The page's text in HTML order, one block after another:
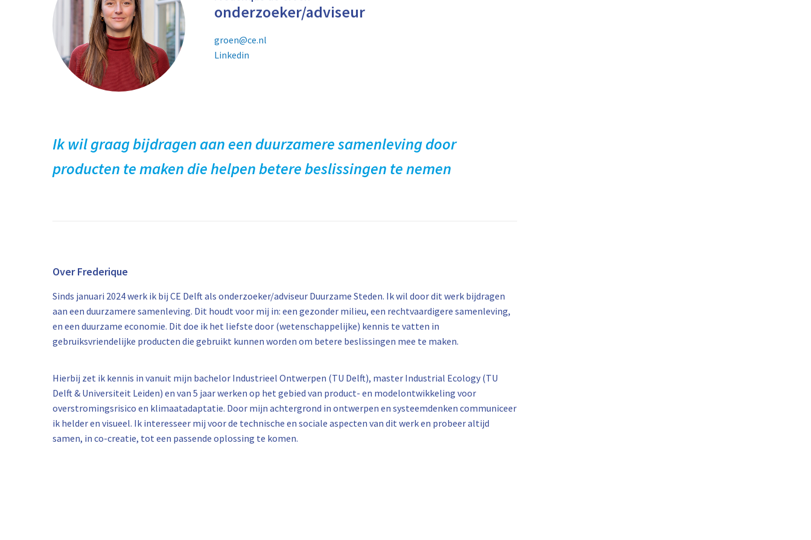
onderzoeker/adviseur
groen@ce.nl
Linkedin
Ik wil graag bijdragen aan een duurzamere samenleving door
producten te maken die helpen betere beslissingen te nemen
Over Frederique
Sinds januari 2024 werk ik bij CE Delft als onderzoeker/adviseur Duurzame Steden. Ik wil door dit werk bijdragen
aan een duurzamere samenleving. Dit houdt voor mij in: een gezonder milieu, een rechtvaardigere samenleving,
en een duurzame economie. Dit doe ik het liefste door (wetenschappelijke) kennis te vatten in
gebruiksvriendelijke producten die gebruikt kunnen worden om betere beslissingen mee te maken.
Hierbij zet ik kennis in vanuit mijn bachelor Industrieel Ontwerpen (TU Delft), master Industrial Ecology (TU
Delft & Universiteit Leiden) en van 5 jaar werken op het gebied van product- en modelontwikkeling voor
overstromingsrisico en klimaatadaptatie. Door mijn achtergrond in ontwerpen en systeemdenken communiceer
ik helder en visueel. Ik interesseer mij voor de technische en sociale aspecten van dit werk en probeer altijd
samen, in co-creatie, tot een passende oplossing te komen.